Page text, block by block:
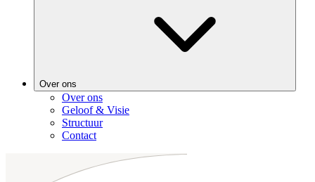
Over ons
Over ons
Geloof & Visie
Structuur
Contact